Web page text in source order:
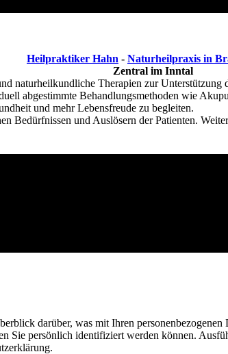
Heilpraktiker Hahn - Naturheilpraxis in
Zentral im Inntal
naturheilkundliche Therapien zur Unterstützung
abgestimmte Behandlungsmethoden wie
und mehr Lebensfreude zu begleiten.
Bedürfnissen und Auslösern der Patienten.
darüber, was mit Ihren personenbezogenen
Sie persönlich identifiziert werden können.